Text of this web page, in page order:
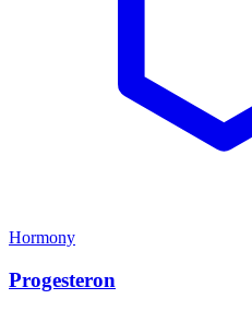
Hormony
Progesteron